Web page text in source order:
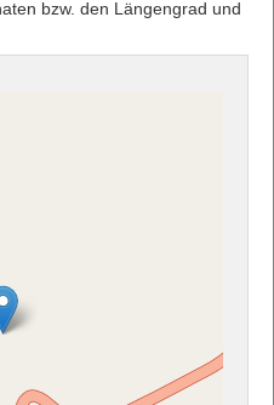
bzw. den Längengrad und